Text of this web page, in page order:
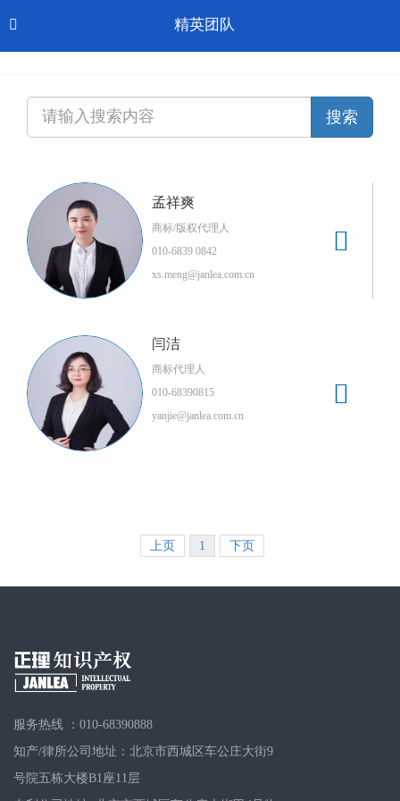
CN-中文
 精英团队

孟祥爽
商标/版权代理人
010-6839 0842
xs.meng@janlea.com.cn

闫洁
商标代理人
010-68390815
yanjie@janlea.com.cn
上页 1 下页
服务热线 ：010-68390888
知产/律所公司地址：北京市西城区车公庄大街9
号院五栋大楼B1座11层